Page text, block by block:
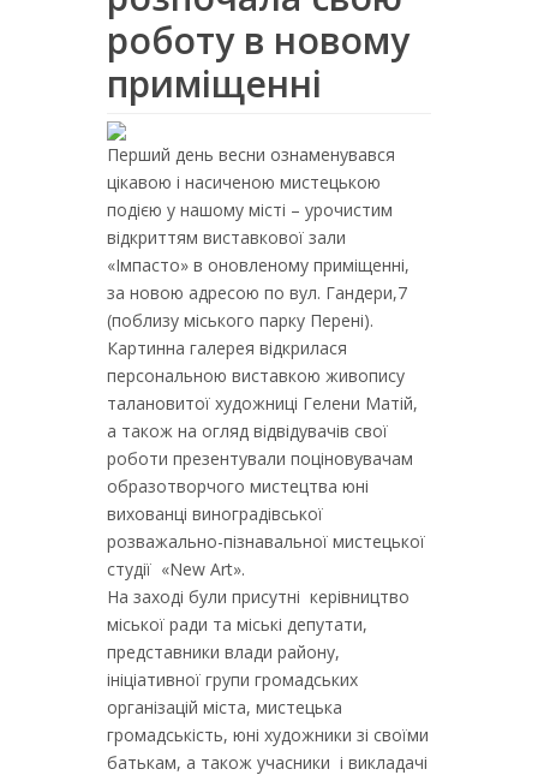
роботу в новому
приміщенні
Перший день весни ознаменувався
цікавою і насиченою мистецькою
подією у нашому місті – урочистим
відкриттям виставкової зали
«Імпасто» в оновленому приміщенні,
за новою адресою по вул. Гандери,7
(поблизу міського парку Перені).
Картинна галерея відкрилася
персональною виставкою живопису
талановитої художниці Гелени Матій,
а також на огляд відвідувачів свої
роботи презентували поціновувачам
образотворчого мистецтва юні
вихованці виноградівської
розважально-пізнавальної мистецької
студії «New Аrt».
На заході були присутні керівництво
міської ради та міські депутати,
представники влади району,
ініціативної групи громадських
організацій міста, мистецька
громадськість, юні художники зі своїми
батькам, а також учасники і викладачі